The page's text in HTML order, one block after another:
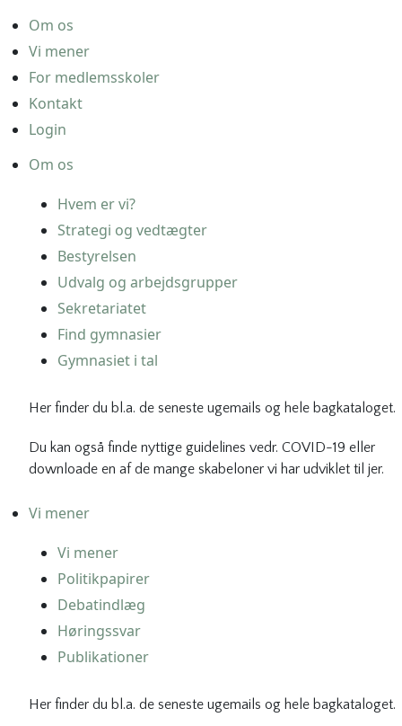
Om os
Vi mener
For medlemsskoler
Kontakt
Login
Om os
Hvem er vi?
Strategi og vedtægter
Bestyrelsen
Udvalg og arbejdsgrupper
Sekretariatet
Find gymnasier
Gymnasiet i tal
Her finder du bl.a. de seneste ugemails og hele bagkataloget.
Du kan også finde nyttige guidelines vedr. COVID-19 eller
downloade en af de mange skabeloner vi har udviklet til jer.
Vi mener
Vi mener
Politikpapirer
Debatindlæg
Høringssvar
Publikationer
Her finder du bl.a. de seneste ugemails og hele bagkataloget.